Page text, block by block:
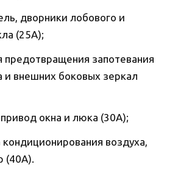
дворники лобового и
(25А);
предотвращения запотевания
и внешних боковых зеркал
окна и люка (30А);
кондиционирования воздуха,
(40А).